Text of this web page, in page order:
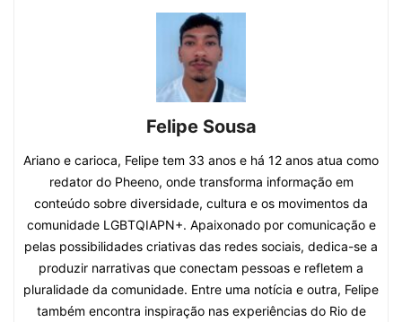
Felipe Sousa
Ariano e carioca, Felipe tem 33 anos e há 12 anos atua como
redator do Pheeno, onde transforma informação em
conteúdo sobre diversidade, cultura e os movimentos da
comunidade LGBTQIAPN+. Apaixonado por comunicação e
pelas possibilidades criativas das redes sociais, dedica-se a
produzir narrativas que conectam pessoas e refletem a
pluralidade da comunidade. Entre uma notícia e outra, Felipe
também encontra inspiração nas experiências do Rio de